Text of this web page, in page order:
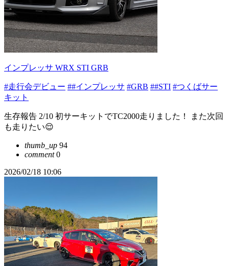
インプレッサ WRX STI GRB
#走行会デビュー ##インプレッサ #GRB ##STI #つくばサー
キット
生存報告 2/10 初サーキットでTC2000走りました！ また次回
も走りたい😌
thumb_up 94
comment0
2026/02/18 10:06